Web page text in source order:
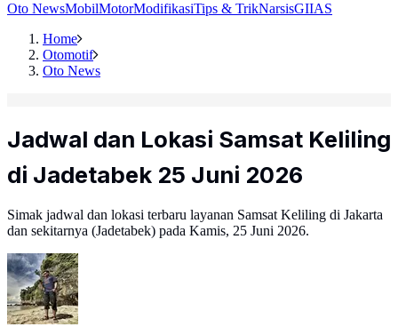
Oto NewsMobilMotorModifikasiTips & TrikNarsisGIIAS
Home
Otomotif
Oto News
Jadwal dan Lokasi Samsat Keliling
di Jadetabek 25 Juni 2026
Simak jadwal dan lokasi terbaru layanan Samsat Keliling di Jakarta
dan sekitarnya (Jadetabek) pada Kamis, 25 Juni 2026.